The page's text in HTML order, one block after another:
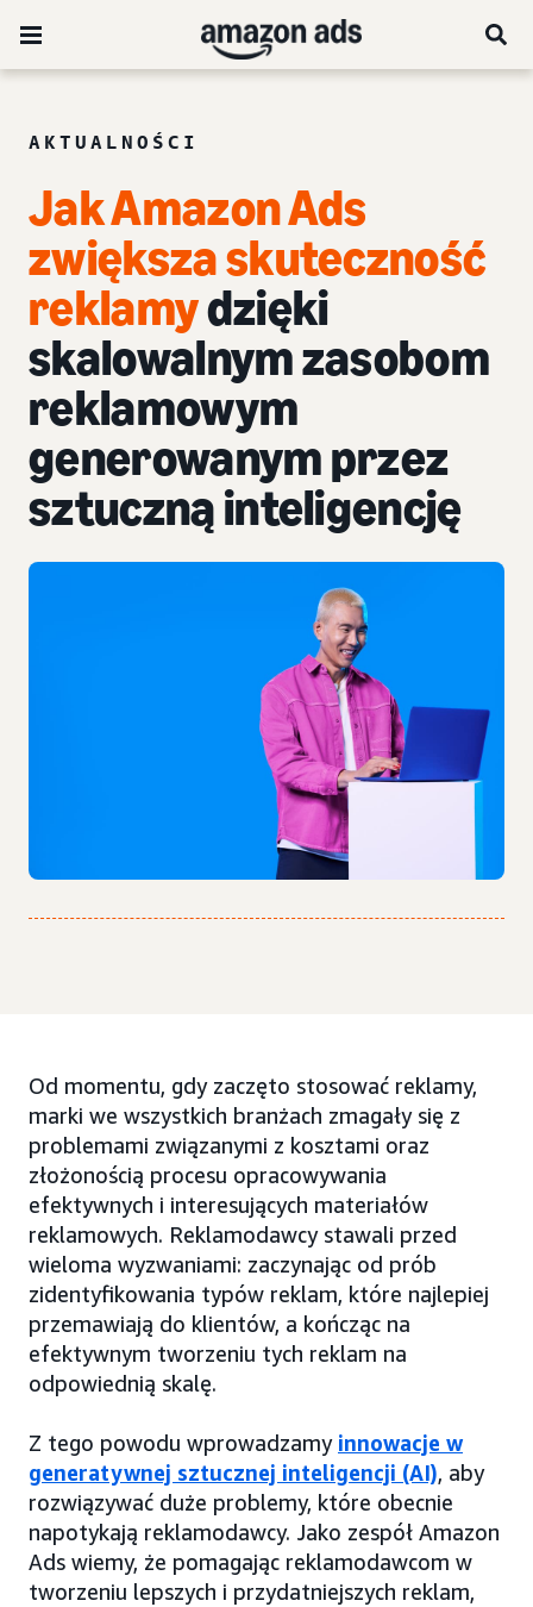
AKTUALNOŚCI
Jak Amazon Ads
zwiększa skuteczność
reklamydzięki
skalowalnym zasobom
reklamowym
generowanym przez
sztuczną inteligencję
Od momentu, gdy zaczęto stosować reklamy,
marki we wszystkich branżach zmagały się z
problemami związanymi z kosztami oraz
złożonością procesu opracowywania
efektywnych i interesujących materiałów
reklamowych. Reklamodawcy stawali przed
wieloma wyzwaniami: zaczynając od prób
zidentyfikowania typów reklam, które najlepiej
przemawiają do klientów, a kończąc na
efektywnym tworzeniu tych reklam na
odpowiednią skalę.
Z tego powodu wprowadzamy innowacje w
generatywnej sztucznej inteligencji (AI), aby
rozwiązywać duże problemy, które obecnie
napotykają reklamodawcy. Jako zespół Amazon
Ads wiemy, że pomagając reklamodawcom w
tworzeniu lepszych i przydatniejszych reklam,